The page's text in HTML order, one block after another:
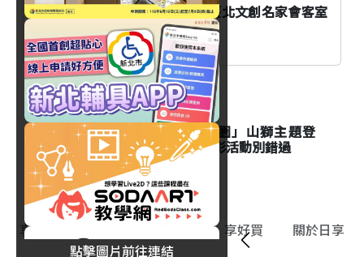
AI時代創作者如何不被取代？臺北文創名家會客室
談From AI to I
生活
台北市立動物園「夜間動物園」山獅主題登
場！Keeper's Talk資訊與精彩活動別錯過
點擊圖片前往連結
享影音 享好買 關於日享